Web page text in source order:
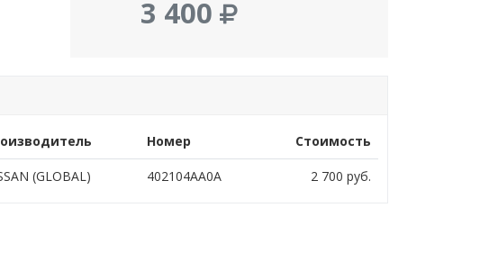
3 400
Номер Стоимость
(GLOBAL) 402104AA0A 2 700 руб.